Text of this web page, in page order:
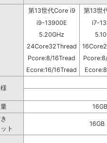
第13世代Core i9
第13世
i9-13900E
i7-
5.20GHz
24Core32Thread
Pcore:8/16Tread
Ecore:16/16Tread
ト
16GB